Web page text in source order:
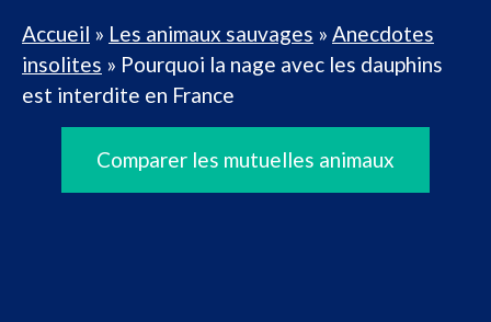
Accueil » Les animaux sauvages » Anecdotes
insolites » Pourquoi la nage avec les dauphins
est interdite en France
Comparer les mutuelles animaux